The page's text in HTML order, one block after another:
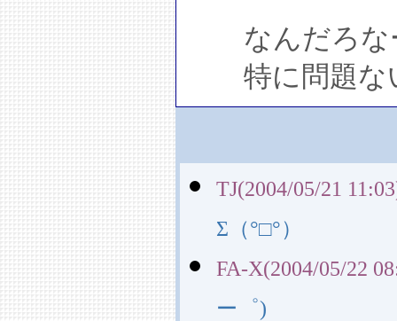
なんだろな
特に問題な
TJ(2004/05/21
Σ（°□°）
FA-X(2004/05/22
ー゜)